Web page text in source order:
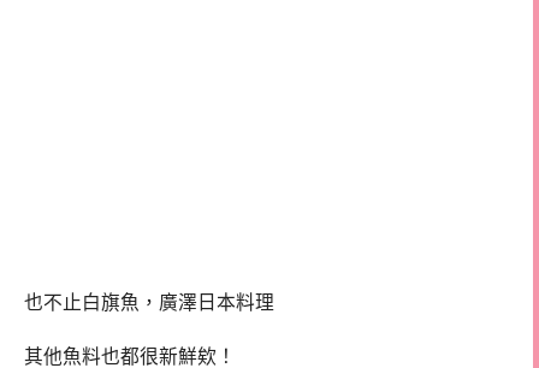
也不止白旗魚，廣澤日本料理
其他魚料也都很新鮮欸！